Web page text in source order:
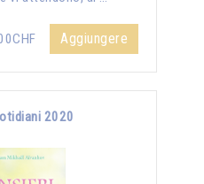
Aggiungere
2020